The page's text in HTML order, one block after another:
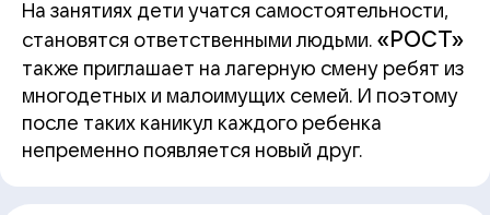
На занятиях дети учатся самостоятельности,
становятся ответственными людьми. «РОСТ»
также приглашает на лагерную смену ребят из
многодетных и малоимущих семей. И поэтому
после таких каникул каждого ребенка
непременно появляется новый друг.